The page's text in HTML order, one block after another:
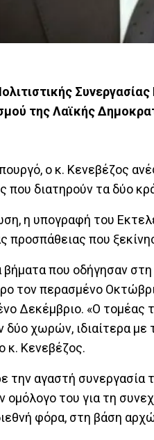
της Λαϊκής
ο κ. Κενεβέζος
που διατηρούν τα δύο
η υπογραφή του
προσπάθειας που
που οδήγησαν
τον περασμένο
Δεκέμβριο. «Ο τομέας
χωρών, ιδιαίτερα
κ. Κενεβέζος.
την αγαστή
ομόλογο του για τη
φόρα, στη βάση